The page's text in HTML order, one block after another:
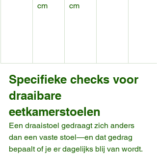
cm
cm
Specifieke checks voor
draaibare
eetkamerstoelen
Een draaistoel gedraagt zich anders
dan een vaste stoel—en dat gedrag
bepaalt of je er dagelijks blij van wordt.